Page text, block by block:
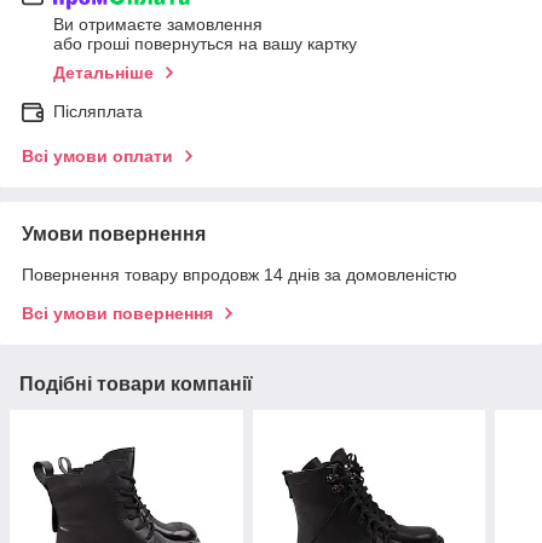
Ви отримаєте замовлення
або гроші повернуться на вашу картку
Детальніше
Післяплата
Всі умови оплати
Умови повернення
Повернення товару впродовж 14 днів за домовленістю
Всі умови повернення
Подібні товари компанії